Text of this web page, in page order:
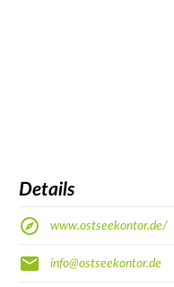
Details
www.ostseekontor.de/
info@ostseekontor.de